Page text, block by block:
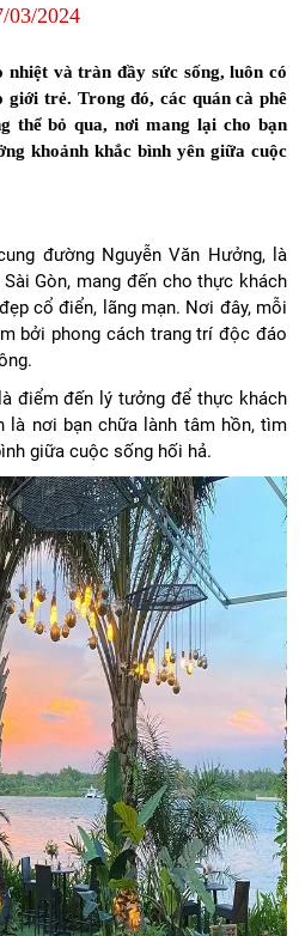
03/2024
và tràn đầy sức sống, luôn có
giới trẻ. Trong đó, các quán cà phê
thể bỏ qua, nơi mang lại cho bạn
khoảnh khắc bình yên giữa cuộc
đường Nguyễn Văn Hưởng, là
Gòn, mang đến cho thực khách
cổ điển, lãng mạn. Nơi đây, mỗi
bởi phong cách trang trí độc đáo
điểm đến lý tưởng để thực khách
là nơi bạn chữa lành tâm hồn, tìm
giữa cuộc sống hối hả.